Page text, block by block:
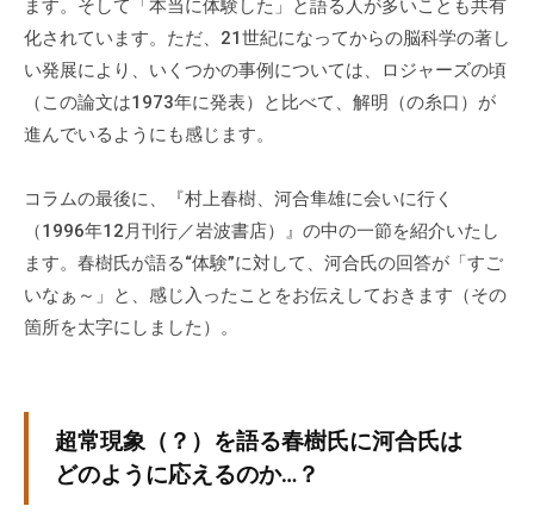
ます。そして「本当に体験した」と語る人が多いことも共有
化されています。ただ、21世紀になってからの脳科学の著し
い発展により、いくつかの事例については、ロジャーズの頃
（この論文は1973年に発表）と比べて、解明（の糸口）が
進んでいるようにも感じます。
コラムの最後に、『村上春樹、河合隼雄に会いに行く
（1996年12月刊行／岩波書店）』の中の一節を紹介いたし
ます。春樹氏が語る“体験”に対して、河合氏の回答が「すご
いなぁ～」と、感じ入ったことをお伝えしておきます（その
箇所を太字にしました）。
超常現象（？）を語る春樹氏に河合氏は
どのように応えるのか…？